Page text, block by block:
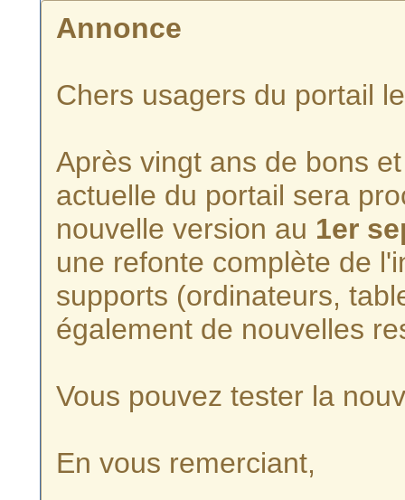
Annonce
Chers usagers du portail
Après vingt ans de bons
actuelle du portail sera
nouvelle version au 1er
une refonte complète de
supports (ordinateurs,
également de nouvelles
Vous pouvez tester la
En vous remerciant,